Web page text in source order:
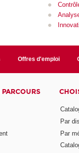
Offres d'emploi
Par
Par